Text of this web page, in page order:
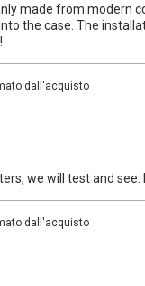
made from modern
the case. The
dall'acquisto
we will test and see.
dall'acquisto